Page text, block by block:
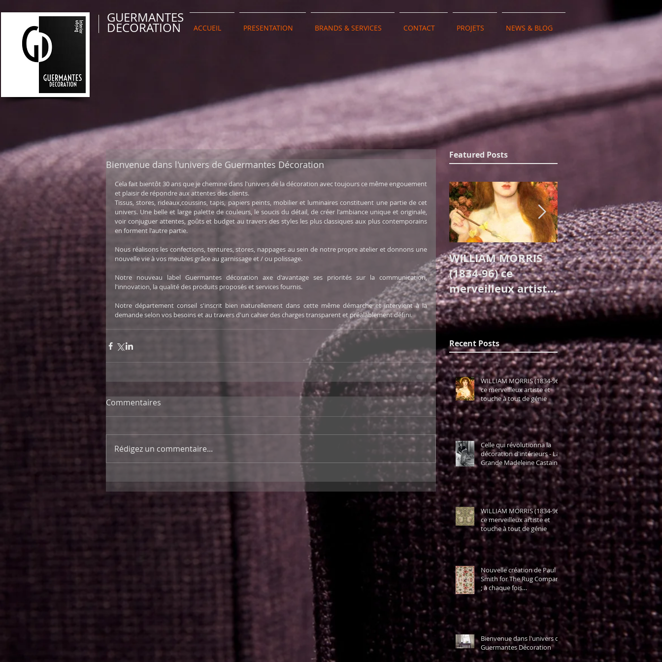
GUERMANTES
DECORATION ACCUEIL PRESENTATION BRANDS & SERVICES CONTACT PROJETS NEWS & BLOG
Bienvenue dans l'univers de Guermantes Décoration
Cela fait bientôt 30 ans que je chemine dans l'univers de la décoration avec toujours ce même engouement
et plaisir de répondre aux attentes des clients.
Tissus, stores, rideaux,coussins, tapis, papiers peints, mobilier et luminaires constituent une partie de cet
univers. Une belle et large palette de couleurs, le soucis du détail, de créer l'ambiance unique et originale,
voir conjuguer attentes, goûts et budget au travers des styles les plus classiques aux plus contemporains
en forment l'autre partie.
Nous réalisons les confections, tentures, stores, nappages au sein de notre propre atelier et donnons une
nouvelle vie à vos meubles grâce au garnissage et / ou polissage.
Notre nouveau label Guermantes décoration axe d'avantage ses priorités sur la communication,
l'innovation, la qualité des produits proposés et services fournis.
Notre département conseil s'inscrit bien naturellement dans cette même démarche et intervient à la
demande selon vos besoins et au travers d'un cahier des charges transparent et préalablement défini.
Commentaires
Rédigez un commentaire...
Featured Posts
WILLIAM MORRIS
(1834-96) ce
merveilleux artiste
et touche à tout de
génie
Celle qui
révolutionna la
décoration
d'intérieurs - La
Grande Madeleine
Castaing
Recent Posts
WILLIAM MORRIS (1834-96)
ce merveilleux artiste et
touche à tout de génie
Celle qui révolutionna la
décoration d'intérieurs - La
Grande Madeleine Castaing
WILLIAM MORRIS (1834-96)
ce merveilleux artiste et
touche à tout de génie
Nouvelle création de Paul
Smith for The Rug Company
; à chaque fois
l'émerveillement !
Bienvenue dans l'univers de
Guermantes Décoration